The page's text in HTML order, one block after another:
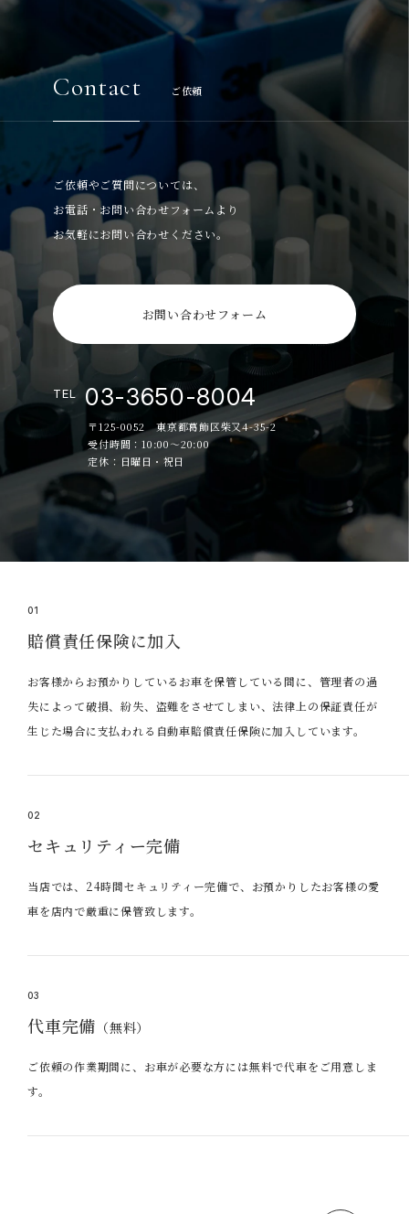
Contact ご依頼
ご依頼やご質問については、
お電話・お問い合わせフォームより
お気軽にお問い合わせください。
お問い合わせフォーム
TEL 03-3650-8004
〒125-0052 東京都葛飾区柴又4-35-2
受付時間：10:00～20:00
定休：日曜日・祝日
01
賠償責任保険に加入
お客様からお預かりしているお車を保管している間に、管理者の過
失によって破損、紛失、盗難をさせてしまい、法律上の保証責任が
生じた場合に支払われる自動車賠償責任保険に加入しています。
02
セキュリティー完備
当店では、24時間セキュリティー完備で、お預かりしたお客様の愛
車を店内で厳重に保管致します。
03
代車完備 （無料）
ご依頼の作業期間に、お車が必要な方には無料で代車をご用意しま
す。